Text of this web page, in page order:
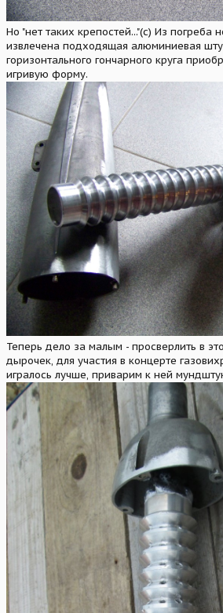
Но "нет таких крепостей..."(с) Из погреба
извлечена подходящая алюминиевая
горизонтального гончарного круга
игривую форму.
Теперь дело за малым - просверлить в
дырочек, для участия в концерте
игралось лучше, приварим к ней